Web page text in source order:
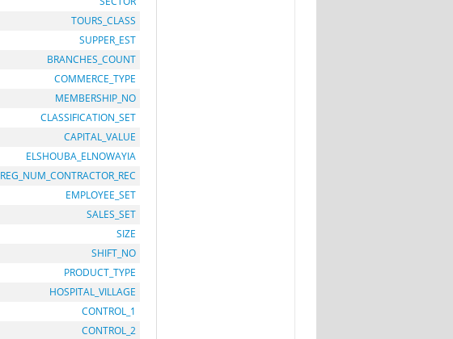
TOURS_CLASS
SUPPER_EST
BRANCHES_COUNT
COMMERCE_TYPE
MEMBERSHIP_NO
CLASSIFICATION_SET
CAPITAL_VALUE
ELSHOUBA_ELNOWAYIA
REG_NUM_CONTRACTOR_REC
EMPLOYEE_SET
SALES_SET
SIZE
SHIFT_NO
PRODUCT_TYPE
HOSPITAL_VILLAGE
CONTROL_1
CONTROL_2